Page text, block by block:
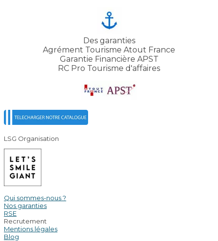
Des garanties
Agrément Tourisme Atout France
Garantie Financière APST
RC Pro Tourisme d'affaires
LSG Organisation
Qui sommes-nous ?
Nos garanties
RSE
Recrutement
Mentions légales
Blog